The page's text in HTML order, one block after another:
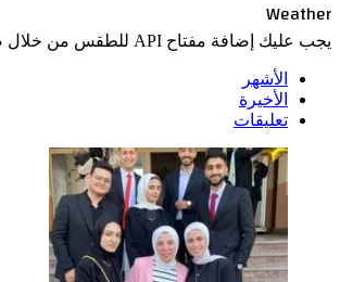
Weather
يجب عليك إضافة مفتاح API للطقس من خلال صفحة إعدادات القالب > الدمج
الأشهر
الأخيرة
تعليقات